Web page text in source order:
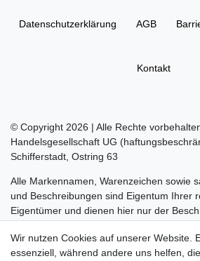
Daten­schutz­erklärung AGB
Kontakt
© Copyright 2026 | Alle Rechte
Handelsgesellschaft UG
Schifferstadt, Ostring 63
Alle Markennamen, Warenzeichen sowie
und Beschreibungen sind Eigentum Ihrer
Eigentümer und dienen hier nur der
Die durchgestrichenen Preise
Herstellers.
Wir nutzen Cookies auf unserer Website.
essenziell, während andere uns helfen,